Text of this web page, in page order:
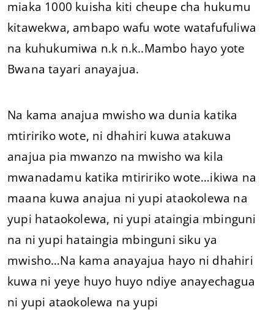
miaka 1000 kuisha kiti cheupe cha hukumu
kitawekwa, ambapo wafu wote watafufuliwa
na kuhukumiwa n.k n.k..Mambo hayo yote
Bwana tayari anayajua.
Na kama anajua mwisho wa dunia katika
mtiririko wote, ni dhahiri kuwa atakuwa
anajua pia mwanzo na mwisho wa kila
mwanadamu katika mtiririko wote…ikiwa na
maana kuwa anajua ni yupi ataokolewa na
yupi hataokolewa, ni yupi ataingia mbinguni
na ni yupi hataingia mbinguni siku ya
mwisho…Na kama anayajua hayo ni dhahiri
kuwa ni yeye huyo huyo ndiye anayechagua
ni yupi ataokolewa na yupi